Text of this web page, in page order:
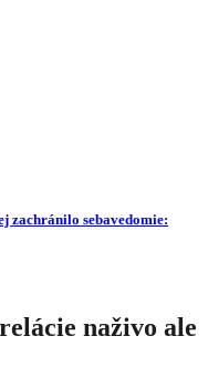
zachránilo sebavedomie:
naživo ale